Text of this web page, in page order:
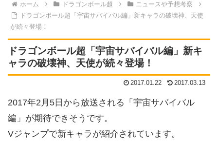
ホーム ドラゴンボール超
ニュースや予想考察
ドラゴンボール超「宇宙サバイバル編」新キャラの破壊神、天使
が続々登場！
ドラゴンボール超「宇宙サバイバル編」新キ
ャラの破壊神、天使が続々登場！
2017.01.22 2017.03.13
2017年2月5日から放送される「宇宙サバイバル
編」が期待できそうです。
Vジャンプで新キャラが紹介されています。